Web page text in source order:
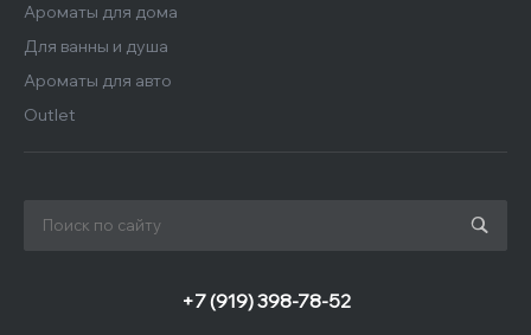
Ароматы для дома
Для ванны и душа
Ароматы для авто
Outlet
+7 (919) 398-78-52